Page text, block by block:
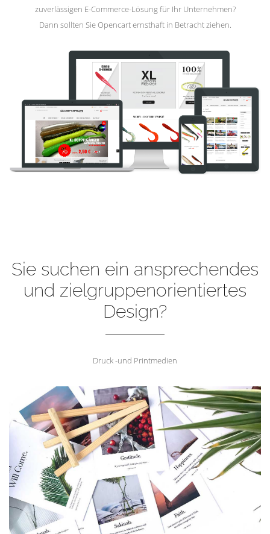
zuverlässigen E-Commerce-Lösung für Ihr Unternehmen?
Dann sollten Sie Opencart ernsthaft in Betracht ziehen.
Sie suchen ein ansprechendes
und zielgruppenorientiertes
Design?
Druck -und Printmedien